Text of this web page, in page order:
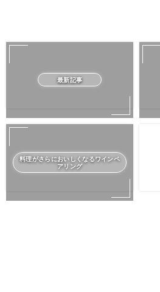
最新記事
料理がさらにおいしくなるワインペ
アリング